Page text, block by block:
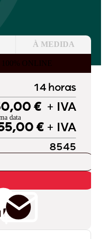
À MEDIDA
ONLINE
14 horas
€ + IVA
data
€ + IVA
8545